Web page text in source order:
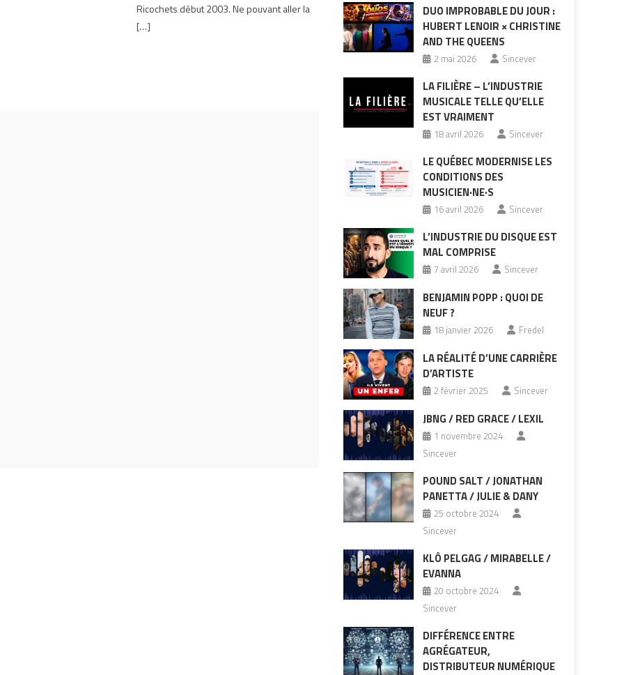
Ricochets début 2003. Ne pouvant aller la
[…]
DUO IMPROBABLE DU JOUR :
HUBERT LENOIR × CHRISTINE
AND THE QUEENS
2 mai 2026 Sincever
LA FILIÈRE – L’INDUSTRIE
MUSICALE TELLE QU’ELLE
EST VRAIMENT
18 avril 2026 Sincever
LE QUÉBEC MODERNISE LES
CONDITIONS DES
MUSICIEN·NE·S
16 avril 2026 Sincever
L’INDUSTRIE DU DISQUE EST
MAL COMPRISE
7 avril 2026 Sincever
BENJAMIN POPP : QUOI DE
NEUF ?
18 janvier 2026 Fredel
LA RÉALITÉ D’UNE CARRIÈRE
D’ARTISTE
2 février 2025 Sincever
JBNG / RED GRACE / LEXIL
1 novembre 2024
Sincever
POUND SALT / JONATHAN
PANETTA / JULIE & DANY
25 octobre 2024
Sincever
KLÔ PELGAG / MIRABELLE /
EVANNA
20 octobre 2024
Sincever
DIFFÉRENCE ENTRE
AGRÉGATEUR,
DISTRIBUTEUR NUMÉRIQUE